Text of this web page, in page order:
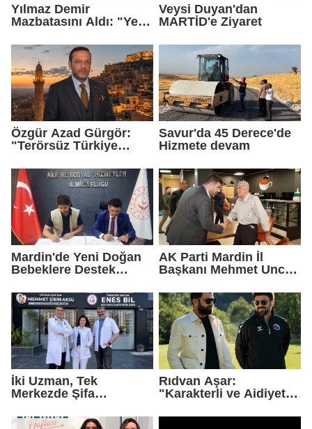
Yılmaz Demir
Mazbatasını Aldı: "Yeni
Geldik"
Veysi Duyan'dan
MARTİD'e Ziyaret
Özgür Azad Gürgör:
"Terörsüz Türkiye
Turizmi İçin Yeni Bir
Dönemin Başlangıcıdır"
Savur'da 45 Derece'de
Hizmete devam
Mardin'de Yeni Doğan
Bebeklere Destek
AK Parti Mardin İl
Başkanı Mehmet Uncu:
Geleceğimizi
Korumaktır"
İki Uzman, Tek
Merkezde Şifa
Rıdvan Aşar:
"Karakterli ve Aidiyet
Kadro Kuruyoruz"